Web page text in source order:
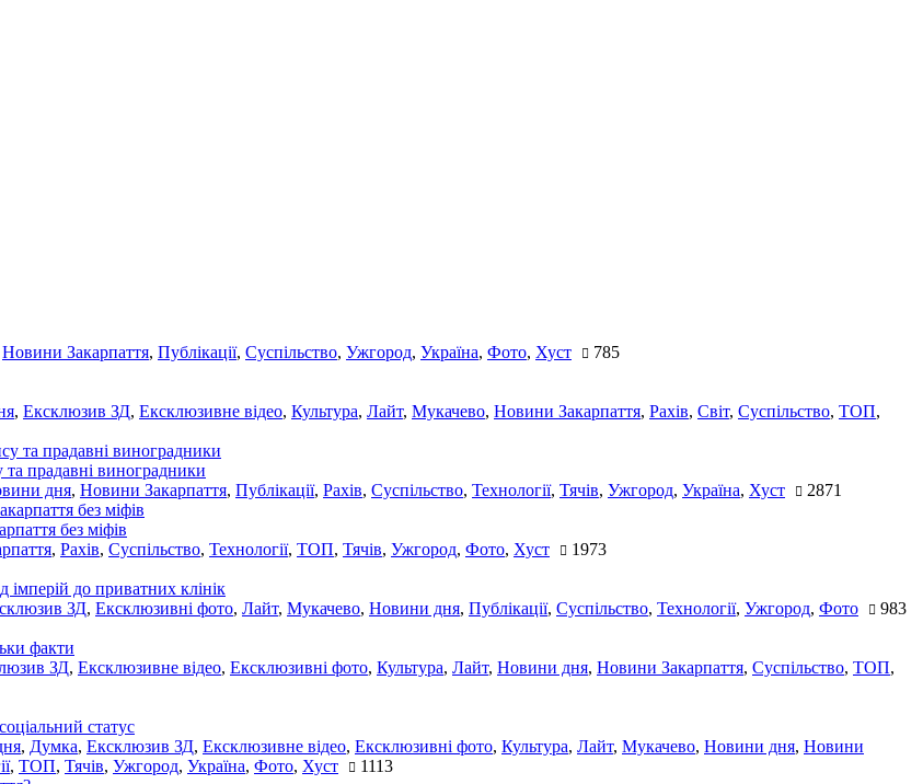
Новини Закарпаття, Публікації, Суспільство, Ужгород, Україна, Фото, Хуст 785
, Ексклюзив ЗД, Ексклюзивне відео, Культура, Лайт, Мукачево, Новини Закарпаття, Рахів, Світ, Суспільство, ТОП,
та прадавні виноградники
дня, Новини Закарпаття, Публікації, Рахів, Суспільство, Технології, Тячів, Ужгород, Україна, Хуст 2871
без міфів
, Рахів, Суспільство, Технології, ТОП, Тячів, Ужгород, Фото, Хуст 1973
імперій до приватних клінік
ЗД, Ексклюзивні фото, Лайт, Мукачево, Новини дня, Публікації, Суспільство, Технології, Ужгород, Фото 983
факти
ЗД, Ексклюзивне відео, Ексклюзивні фото, Культура, Лайт, Новини дня, Новини Закарпаття, Суспільство, ТОП,
статус
, Думка, Ексклюзив ЗД, Ексклюзивне відео, Ексклюзивні фото, Культура, Лайт, Мукачево, Новини дня, Новини
, ТОП, Тячів, Ужгород, Україна, Фото, Хуст 1113